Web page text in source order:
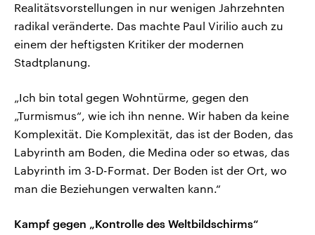
Realitätsvorstellungen in nur wenigen Jahrzehnten
radikal veränderte. Das machte Paul Virilio auch zu
einem der heftigsten Kritiker der modernen
Stadtplanung.
„Ich bin total gegen Wohntürme, gegen den
„Turmismus“, wie ich ihn nenne. Wir haben da keine
Komplexität. Die Komplexität, das ist der Boden, das
Labyrinth am Boden, die Medina oder so etwas, das
Labyrinth im 3-D-Format. Der Boden ist der Ort, wo
man die Beziehungen verwalten kann.“
Kampf gegen „Kontrolle des Weltbildschirms“